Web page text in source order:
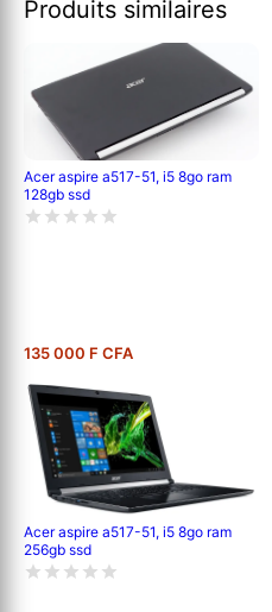
Produits similaires
Acer aspire a517-51, i5 8go ram
128gb ssd
135 000 F CFA
Acer aspire a517-51, i5 8go ram
256gb ssd